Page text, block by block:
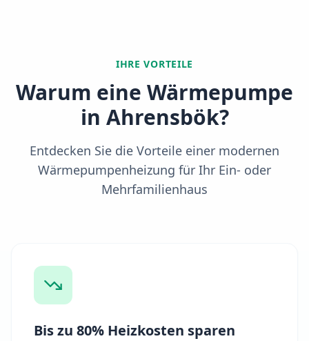
IHRE VORTEILE
Warum eine Wärmepumpe
in Ahrensbök?
Entdecken Sie die Vorteile einer modernen
Wärmepumpenheizung für Ihr Ein- oder
Mehrfamilienhaus
Bis zu 80% Heizkosten sparen